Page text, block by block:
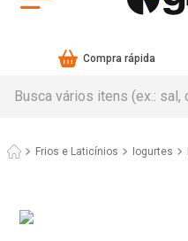
Compra rápida
Frios e Laticínios Iogurtes